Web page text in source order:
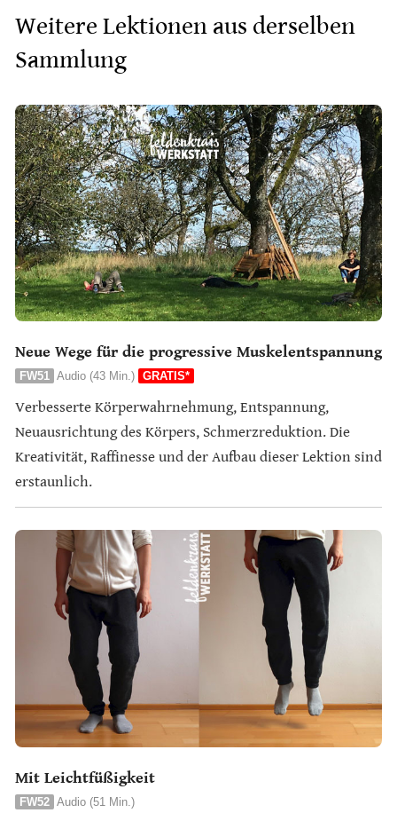
Weitere Lektionen aus derselben
Sammlung
Neue Wege für die progressive Muskelentspannung
FW51 Audio (43 Min.) GRATIS*
Verbesserte Körperwahrnehmung, Entspannung,
Neuausrichtung des Körpers, Schmerzreduktion. Die
Kreativität, Raffinesse und der Aufbau dieser Lektion sind
erstaunlich.
Mit Leichtfüßigkeit
FW52 Audio (51 Min.)